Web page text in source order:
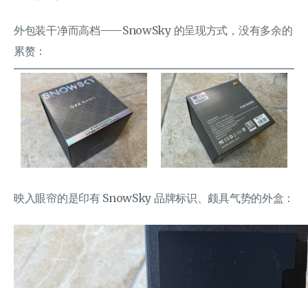
外包装干净而高档——SnowSky 的呈现方式，没有多余的
累赘：
映入眼帘的是印有 SnowSky 品牌标识、颇具气势的外盒：